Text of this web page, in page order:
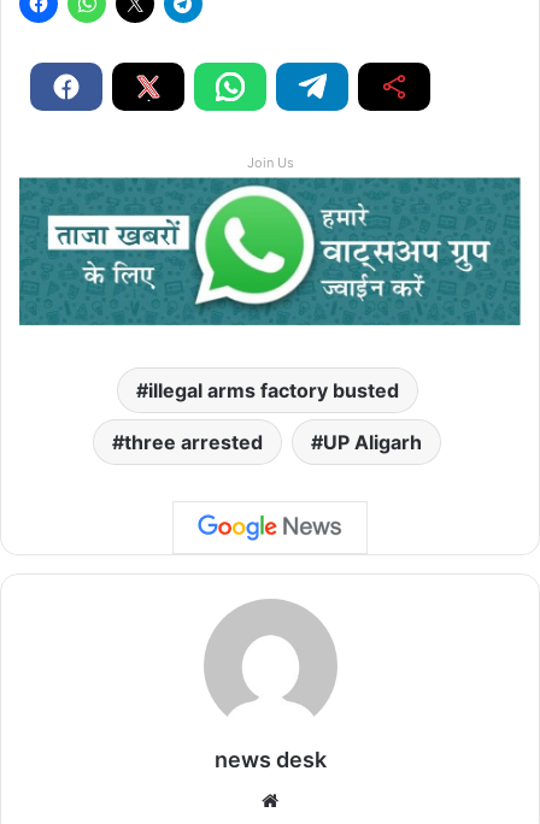
Join Us
illegal arms factory busted
three arrested UP Aligarh
news desk